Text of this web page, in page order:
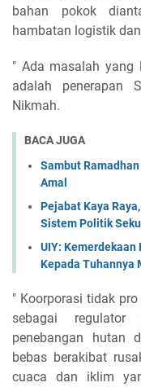
bahan pokok
hambatan logistik
" Ada masalah yang
adalah penerapan
Nikmah.
BACA JUGA
Sambut
Amal
Pejabat Kaya
Sistem Politik
UIY: Kemerdekaan
Kepada Tuhannya
" Koorporasi tidak
sebagai regulator
penebangan hutan
bebas berakibat
cuaca dan iklim